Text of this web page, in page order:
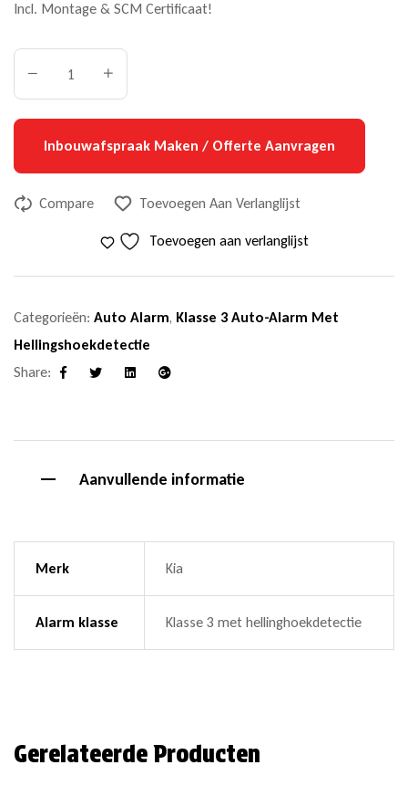
Incl. Montage & SCM Certificaat!
Inbouwafspraak Maken / Offerte Aanvragen
Compare Toevoegen Aan Verlanglijst
Toevoegen aan verlanglijst
Categorieën: Auto Alarm, Klasse 3 Auto-Alarm Met
Hellingshoekdetectie
Share:
Aanvullende informatie
Merk Kia
Alarm klasse Klasse 3 met hellinghoekdetectie
Gerelateerde Producten